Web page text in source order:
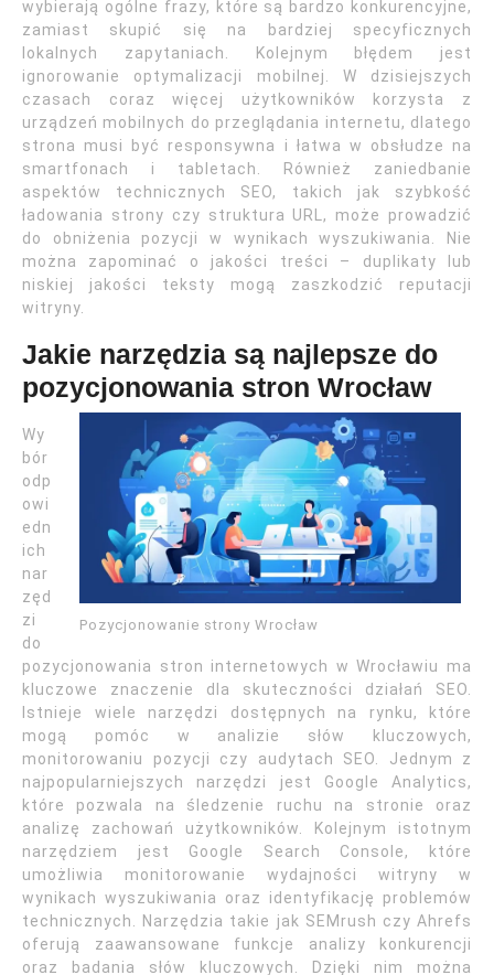
wybierają ogólne frazy, które są bardzo konkurencyjne,
zamiast skupić się na bardziej specyficznych
lokalnych zapytaniach. Kolejnym błędem jest
ignorowanie optymalizacji mobilnej. W dzisiejszych
czasach coraz więcej użytkowników korzysta z
urządzeń mobilnych do przeglądania internetu, dlatego
strona musi być responsywna i łatwa w obsłudze na
smartfonach i tabletach. Również zaniedbanie
aspektów technicznych SEO, takich jak szybkość
ładowania strony czy struktura URL, może prowadzić
do obniżenia pozycji w wynikach wyszukiwania. Nie
można zapominać o jakości treści – duplikaty lub
niskiej jakości teksty mogą zaszkodzić reputacji
witryny.
Jakie narzędzia są najlepsze do
pozycjonowania stron Wrocław
Pozycjonowanie strony Wrocław
Wy
bór
odp
owi
edn
ich
nar
zęd
zi
do
pozycjonowania stron internetowych w Wrocławiu ma
kluczowe znaczenie dla skuteczności działań SEO.
Istnieje wiele narzędzi dostępnych na rynku, które
mogą pomóc w analizie słów kluczowych,
monitorowaniu pozycji czy audytach SEO. Jednym z
najpopularniejszych narzędzi jest Google Analytics,
które pozwala na śledzenie ruchu na stronie oraz
analizę zachowań użytkowników. Kolejnym istotnym
narzędziem jest Google Search Console, które
umożliwia monitorowanie wydajności witryny w
wynikach wyszukiwania oraz identyfikację problemów
technicznych. Narzędzia takie jak SEMrush czy Ahrefs
oferują zaawansowane funkcje analizy konkurencji
oraz badania słów kluczowych. Dzięki nim można